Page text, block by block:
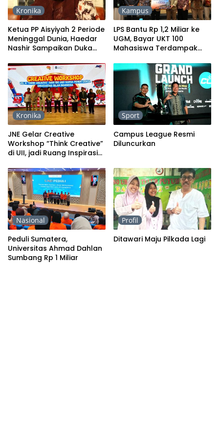
Kronika
Ketua PP Aisyiyah 2 Periode
Meninggal Dunia, Haedar
Nashir Sampaikan Duka
Kampus
LPS Bantu Rp 1,2 Miliar ke
UGM, Bayar UKT 100
Mahasiswa Terdampak
Kronika
JNE Gelar Creative
Workshop “Think Creative”
di UII, jadi Ruang Inspirasi
Mahasiswa
Sport
Campus League Resmi
Diluncurkan
Nasional
Peduli Sumatera,
Universitas Ahmad Dahlan
Sumbang Rp 1 Miliar
Profil
Ditawari Maju Pilkada Lagi